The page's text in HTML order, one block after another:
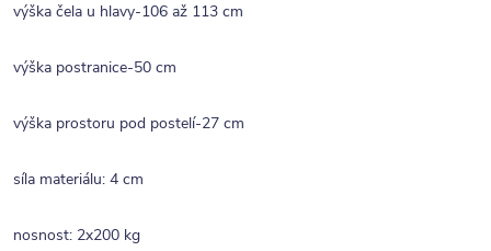
výška čela u hlavy-106 až 113 cm
výška postranice-50 cm
výška prostoru pod postelí-27 cm
síla materiálu: 4 cm
nosnost: 2x200 kg